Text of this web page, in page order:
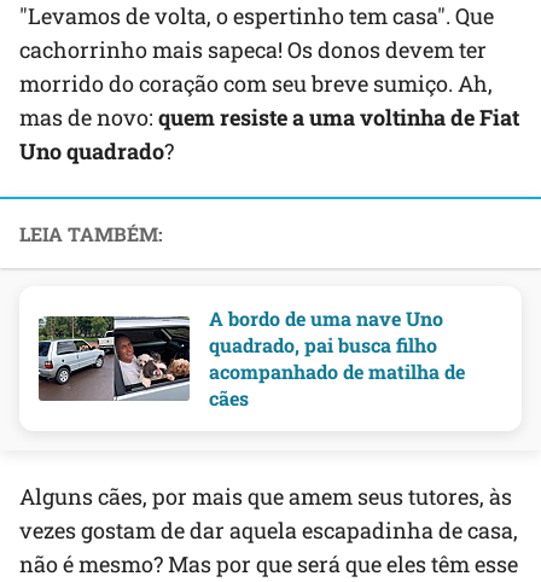
"Levamos de volta, o espertinho tem casa". Que
cachorrinho mais sapeca! Os donos devem ter
morrido do coração com seu breve sumiço. Ah,
mas de novo: quem resiste a uma voltinha de Fiat
Uno quadrado?
A bordo de uma nave Uno
quadrado, pai busca filho
acompanhado de matilha de
cães
Alguns cães, por mais que amem seus tutores, às
vezes gostam de dar aquela escapadinha de casa,
não é mesmo? Mas por que será que eles têm esse